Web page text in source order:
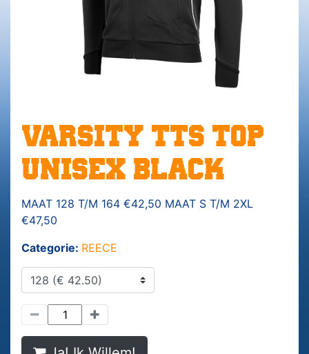
VARSITY TTS TOP
UNISEX BLACK
MAAT 128 T/M 164 €42,50 MAAT S T/M 2XL
€47,50
Categorie: REECE